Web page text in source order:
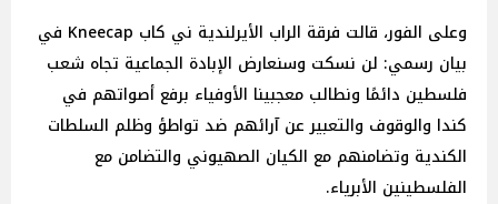
وعلى الفور، قالت فرقة الراب الأيرلندية ني كاب Kneecap في
بيان رسمي: لن نسكت وسنعارض الإبادة الجماعية تجاه شعب
فلسطين دائمًا ونطالب معجبينا الأوفياء برفع أصواتهم في
كندا والوقوف والتعبير عن آرائهم ضد تواطؤ وظلم السلطات
الكندية وتضامنهم مع الكيان الصهيوني والتضامن مع
الفلسطينين الأبرياء.